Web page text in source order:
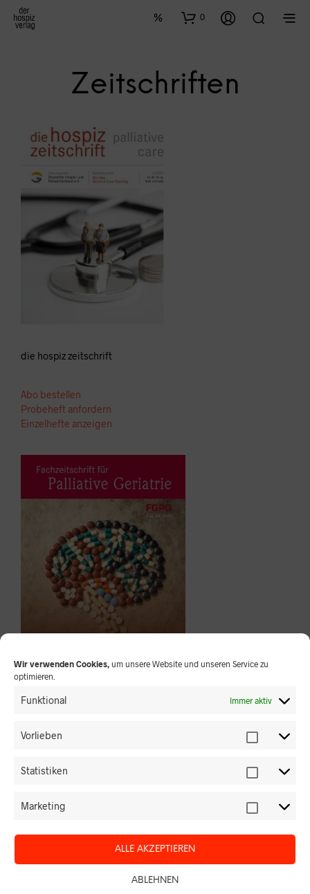
Wir verwenden Cookies, um unsere Website und unseren Service zu
optimieren.
Funktional Immer aktiv
Vorlieben
Statistiken
Marketing
ALLE AKZEPTIEREN
ABLEHNEN
0
Zeitschriften
die hospiz zeitschrift
Abo bestellen
Probeheft anfordern
Einzelhefte anzeigen
Fachzeitschrift für Palliative Geriatrie
Abo bestellen